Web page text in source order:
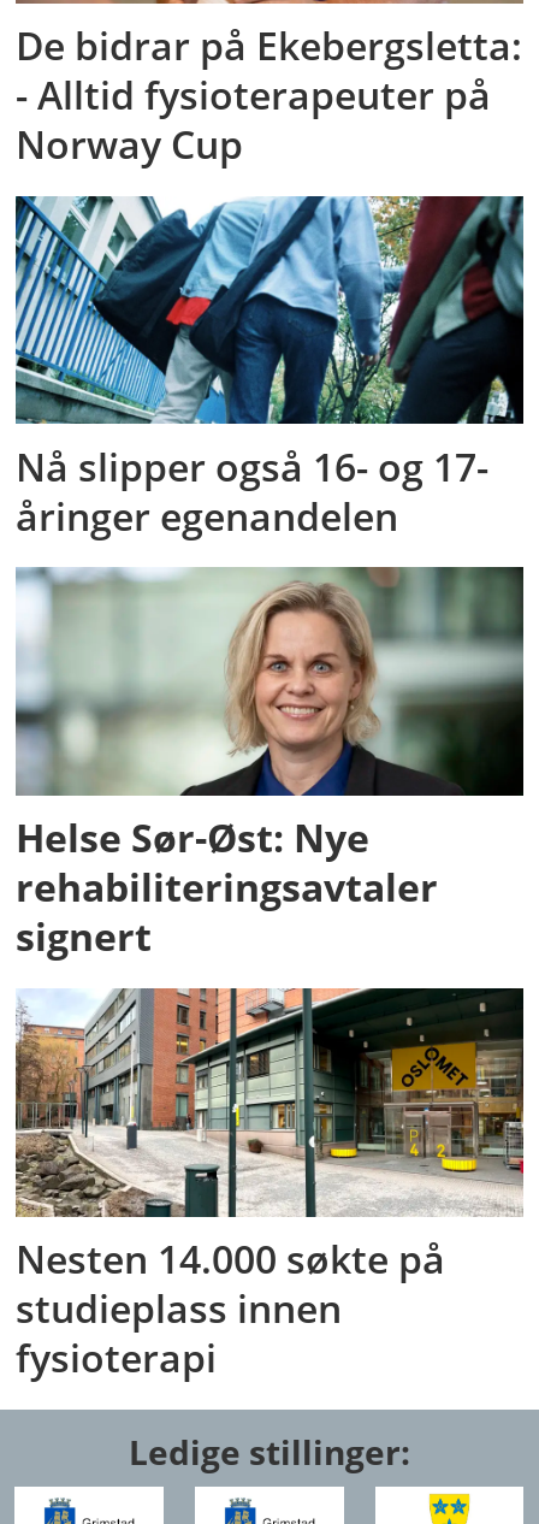
De bidrar på Ekebergsletta:
- Alltid fysioterapeuter på
Norway Cup
Nå slipper også 16- og 17-
åringer egenandelen
Helse Sør-Øst: Nye
rehabiliteringsavtaler
signert
Nesten 14.000 søkte på
studieplass innen
fysioterapi
Ledige stillinger: